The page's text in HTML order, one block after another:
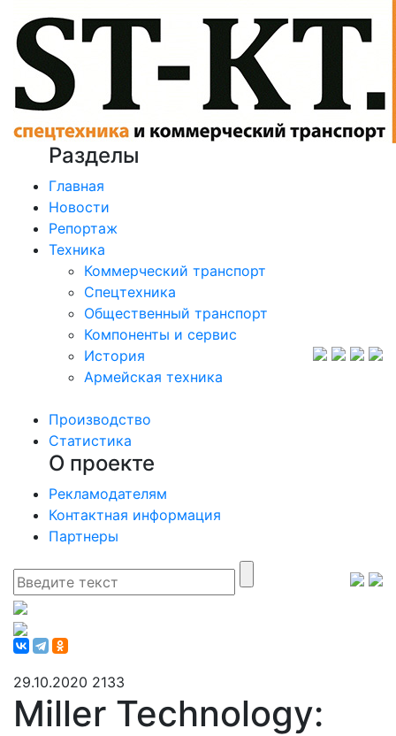
Разделы
Главная
Новости
Репортаж
Техника
Коммерческий транспорт
Спецтехника
Общественный транспорт
Компоненты и сервис
История
Армейская техника
Производство
Статистика
О проекте
Рекламодателям
Контактная информация
Партнеры
29.10.2020 2133
Miller Technology: